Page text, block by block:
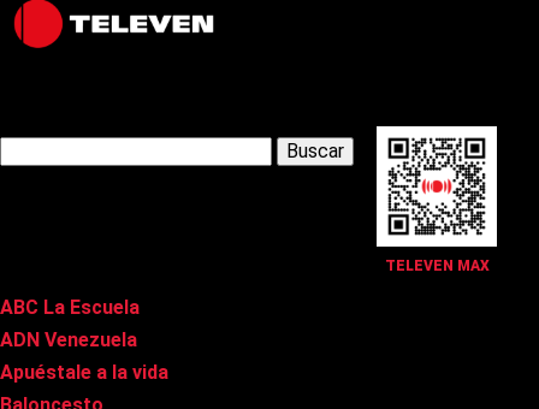
TELEVEN MAX
Latest Posts
ABC La Escuela
ADN Venezuela
Apuéstale a la vida